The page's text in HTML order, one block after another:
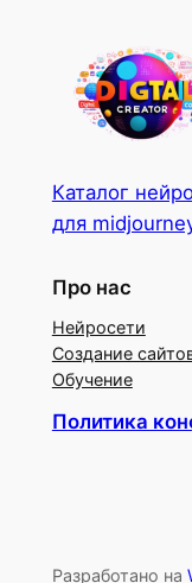
Каталог
для
Про нас
Нейросети
Создание
Обучение
Политика
Разработано на